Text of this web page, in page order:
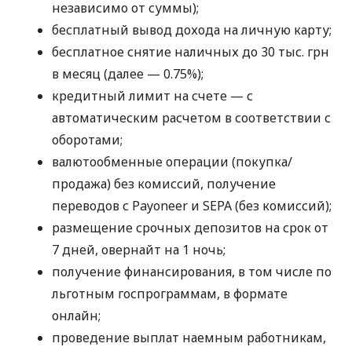
независимо от суммы);
бесплатный вывод дохода на личную карту;
бесплатное снятие наличных до 30 тыс. грн
в месяц (далее — 0.75%);
кредитный лимит на счете — с
автоматическим расчетом в соответствии с
оборотами;
валютообменные операции (покупка/
продажа) без комиссий, получение
переводов с Payoneer и SEPA (без комиссий);
размещение срочных депозитов на срок от
7 дней, овернайт на 1 ночь;
получение финансирования, в том числе по
льготным госпрограммам, в формате
онлайн;
проведение выплат наемным работникам,